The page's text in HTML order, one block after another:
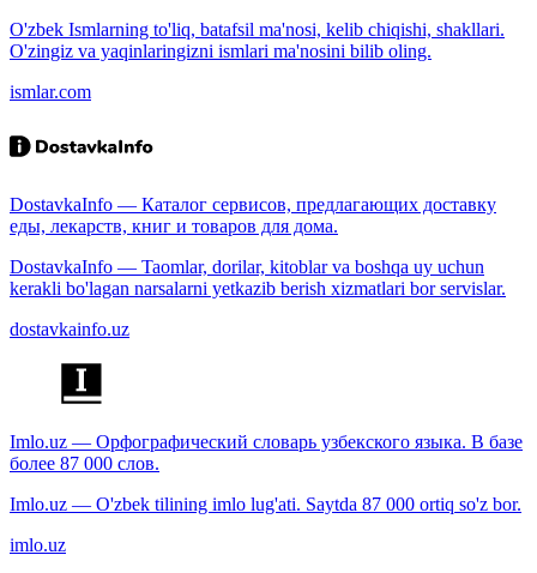
O'zbek Ismlarning to'liq, batafsil ma'nosi, kelib chiqishi, shakllari.
O'zingiz va yaqinlaringizni ismlari ma'nosini bilib oling.
ismlar.com
DostavkaInfo — Каталог сервисов, предлагающих доставку
еды, лекарств, книг и товаров для дома.
DostavkaInfo — Taomlar, dorilar, kitoblar va boshqa uy uchun
kerakli bo'lagan narsalarni yetkazib berish xizmatlari bor servislar.
dostavkainfo.uz
Imlo.uz — Орфографический словарь узбекского языка. В базе
более 87 000 слов.
Imlo.uz — O'zbek tilining imlo lug'ati. Saytda 87 000 ortiq so'z bor.
imlo.uz